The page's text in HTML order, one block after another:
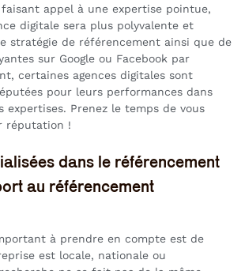
appel à une expertise pointue,
digitale sera plus polyvalente et
stratégie de référencement ainsi que de
sur Google ou Facebook par
certaines agences digitales sont
pour leurs performances dans
expertises. Prenez le temps de vous
réputation !
dans le référencement
au référencement
à prendre en compte est de
est locale, nationale ou